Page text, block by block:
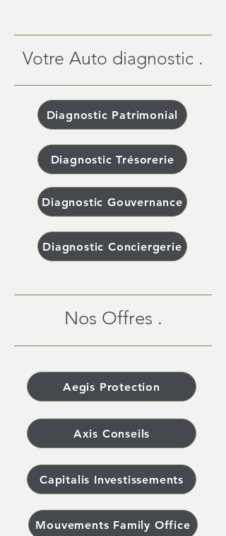
patrimoines complexes
Votre Auto diagnostic .
Diagnostic Patrimonial
Diagnostic Trésorerie
Diagnostic Gouvernance
Diagnostic Conciergerie
Nos Offres .
Aegis Protection
Axis Conseils
Capitalis Investissements
Mouvements Family Office